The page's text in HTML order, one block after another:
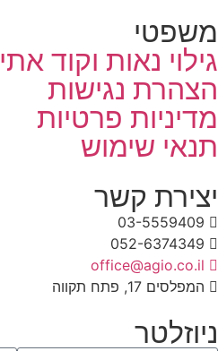
משפטי
גילוי נאות וקוד אתי
הצהרת נגישות
מדיניות פרטיות
תנאי שימוש
יצירת קשר
03-5559409
052-6374349
office@agio.co.il
המפלסים 17, פתח תקווה
ניוזלטר